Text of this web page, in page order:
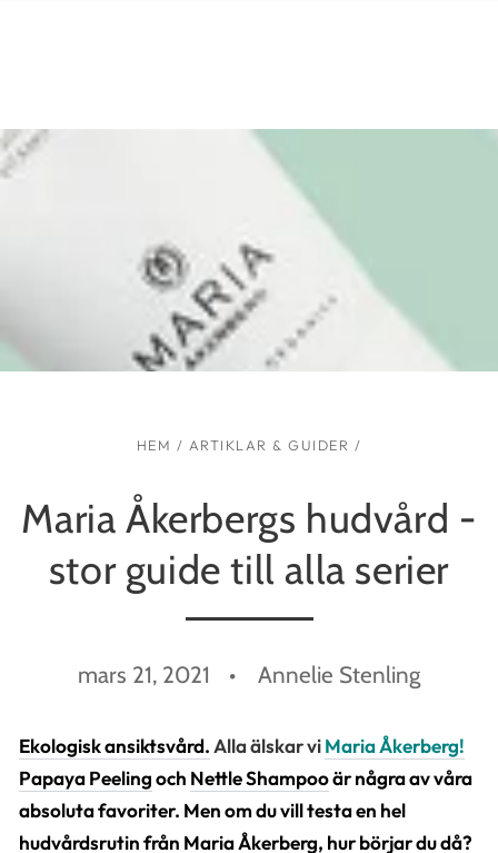
HEM / ARTIKLAR & GUIDER /
Maria Åkerbergs hudvård -
stor guide till alla serier
mars 21, 2021 Annelie Stenling
Ekologisk ansiktsvård. Alla älskar viMaria Åkerberg!
Papaya Peelingoch Nettle Shampooär några av våra
absoluta favoriter. Men om du vill testa en hel
hudvårdsrutin från Maria Åkerberg, hur börjar du då?